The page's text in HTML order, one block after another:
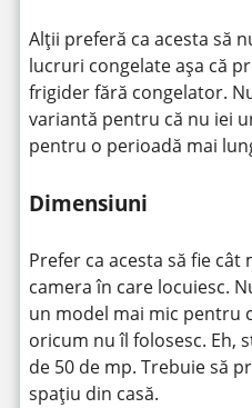
Alții preferă ca acesta să
lucruri congelate așa că
frigider fără congelator.
variantă pentru că nu iei
pentru o perioadă mai
Dimensiuni
Prefer ca acesta să fie cât
camera în care locuiesc.
un model mai mic pentru
oricum nu îl folosesc. Eh,
de 50 de mp. Trebuie să
spațiu din casă.